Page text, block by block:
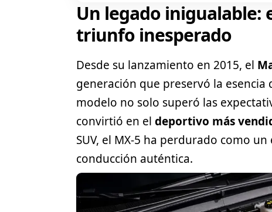
Un legado inigualable:
triunfo inesperado
Desde su lanzamiento en 2015, el
generación que preservó la esencia
modelo no solo superó las
convirtió en el deportivo más
SUV, el MX-5 ha perdurado como
conducción auténtica.